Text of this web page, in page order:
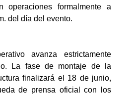
operaciones formalmente a
del día del evento.
avanza estrictamente
La fase de montaje de la
finalizará el 18 de junio,
de prensa oficial con los